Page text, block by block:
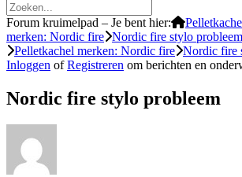
Forum kruimelpad – Je bent hier:
merken: Nordic fire Nordic fire stylo probleem
Pelletkachel merken: Nordic fire Nordic fire
Inloggen ofRegistreren om berichten en
Nordic fire stylo probleem